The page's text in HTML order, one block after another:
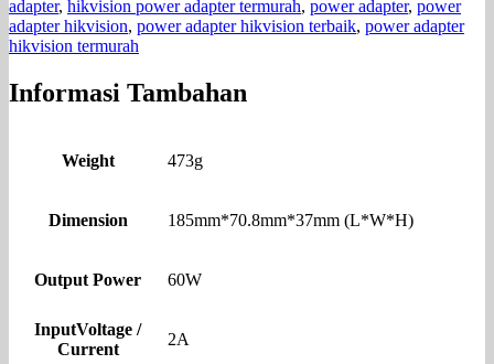
adapter, hikvision power adapter termurah, power adapter, power
adapter hikvision, power adapter hikvision terbaik, power adapter
hikvision termurah
Informasi Tambahan
Weight 473g
Dimension 185mm*70.8mm*37mm (L*W*H)
Output Power 60W
InputVoltage /
Current
2A